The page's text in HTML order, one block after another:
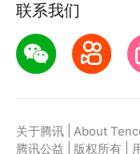
联系我们
关于腾讯 About
腾讯公益
版权所有